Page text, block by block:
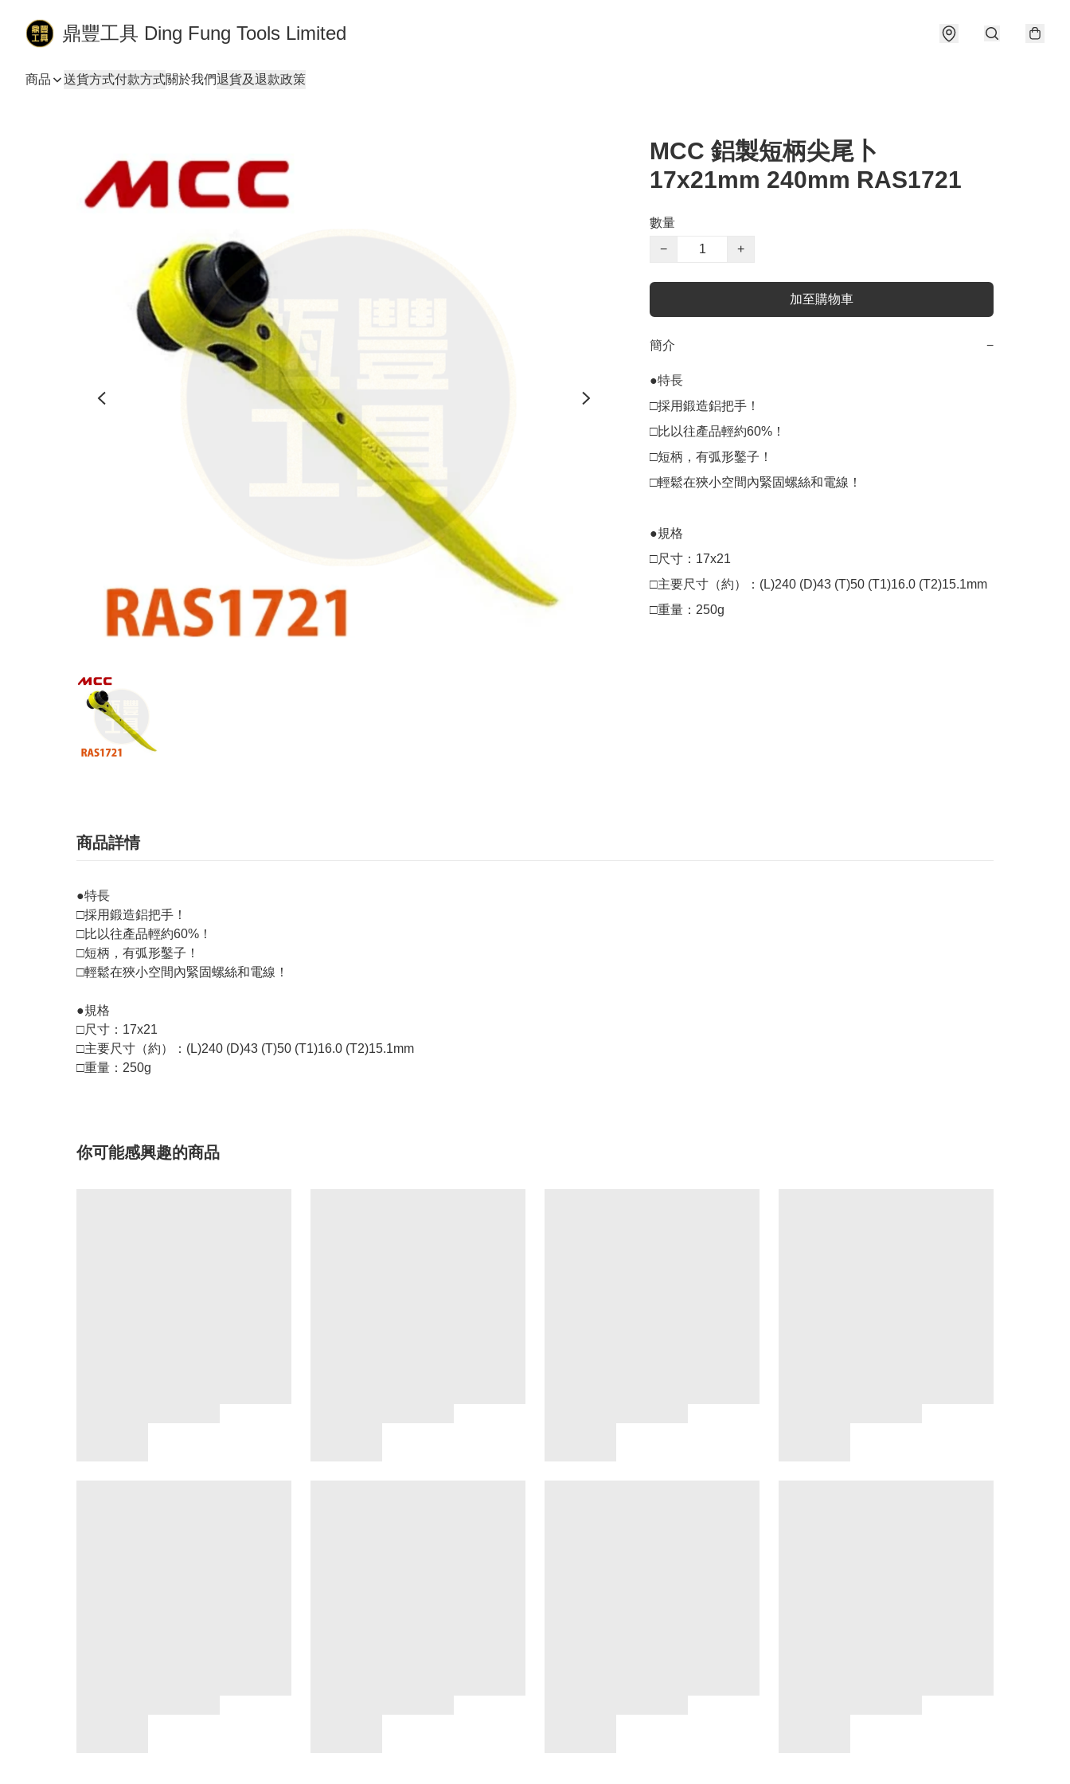
鼎豐工具 Ding Fung Tools Limited
商品 送貨方式付款方式關於我們退貨及退款政策
MCC 鋁製短柄尖尾卜
17x21mm 240mm RAS1721
數量
−
+
加至購物車
簡介 −
●特長
□採用鍛造鋁把手！
□比以往產品輕約60%！
□短柄，有弧形鑿子！
□輕鬆在狹小空間內緊固螺絲和電線！
●規格
□尺寸：17x21
□主要尺寸（約）：(L)240 (D)43 (T)50 (T1)16.0 (T2)15.1mm
□重量：250g
商品詳情
●特長
□採用鍛造鋁把手！
□比以往產品輕約60%！
□短柄，有弧形鑿子！
□輕鬆在狹小空間內緊固螺絲和電線！
●規格
□尺寸：17x21
□主要尺寸（約）：(L)240 (D)43 (T)50 (T1)16.0 (T2)15.1mm
□重量：250g
你可能感興趣的商品